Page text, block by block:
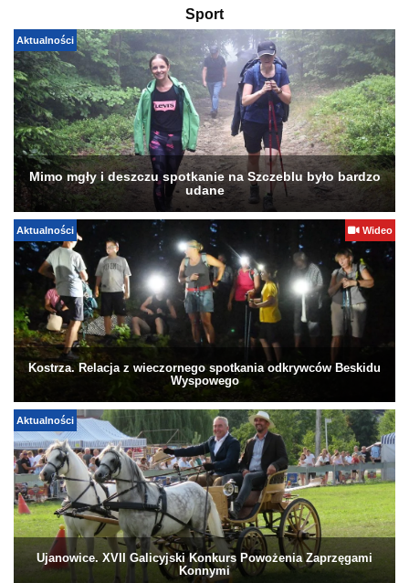
Sport
Aktualności
Mimo mgły i deszczu spotkanie na Szczeblu było bardzo
udane
Aktualności Wideo
Kostrza. Relacja z wieczornego spotkania odkrywców Beskidu
Wyspowego
Aktualności
Ujanowice. XVII Galicyjski Konkurs Powożenia Zaprzęgami
Konnymi